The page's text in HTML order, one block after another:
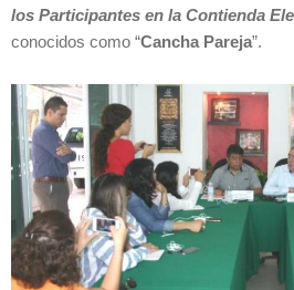
los Participantes en la Contienda
conocidos como “Cancha Pareja”.